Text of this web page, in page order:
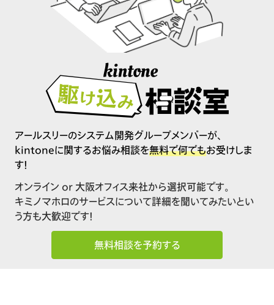
アールスリーのシステム開発グループメンバーが、
kintoneに関するお悩み相談を無料で何でもお受けしま
す！
オンライン or 大阪オフィス来社から選択可能です。
キミノマホロのサービスについて詳細を聞いてみたいとい
う方も大歓迎です！
無料相談を予約する